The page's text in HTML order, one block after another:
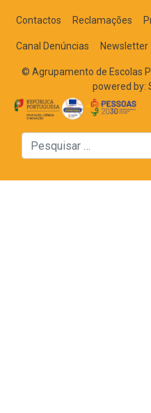
Contactos Reclamações
Canal Denúncias Newsletter
© Agrupamento de Escolas
powered by: